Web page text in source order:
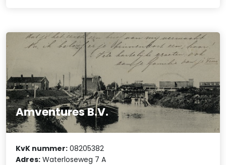
Amventures B.V.
KvK nummer: 08205382
Adres: Waterloseweg 7 A